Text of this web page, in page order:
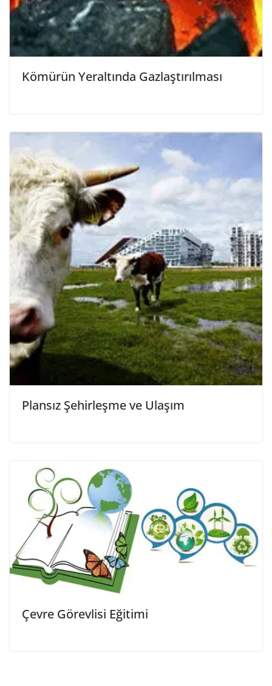
Kömürün Yeraltında Gazlaştırılması
Plansız Şehirleşme ve Ulaşım
Çevre Görevlisi Eğitimi